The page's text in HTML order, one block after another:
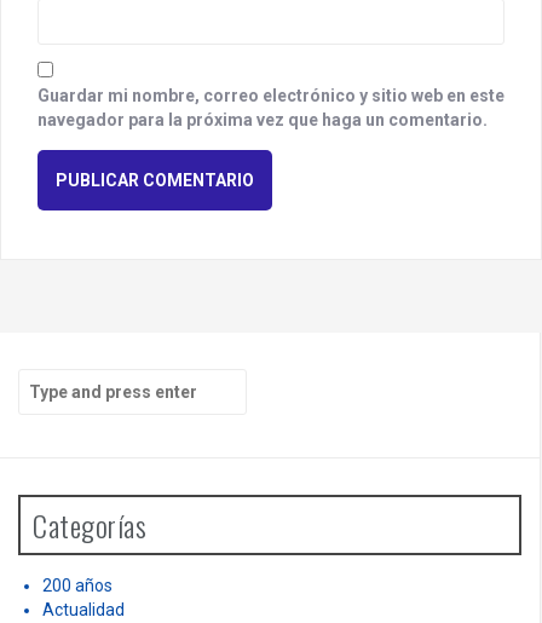
Guardar mi nombre, correo electrónico y sitio web en este
navegador para la próxima vez que haga un comentario.
h
o
Categorías
200 años
Actualidad